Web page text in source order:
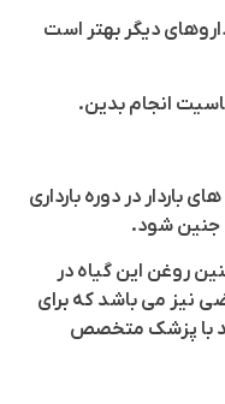
دیگر بهتر است
انجام بدین.
باردار در دوره بارداری
جنین شود.
روغن این گیاه در
نیز می باشد که برای
با پزشک متخصص